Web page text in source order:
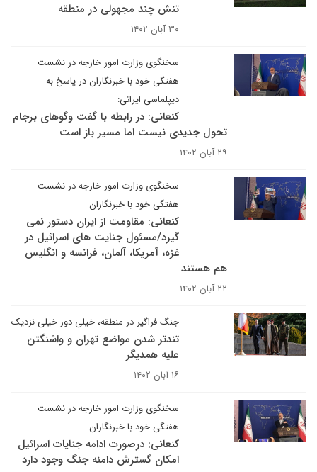
تنش چند مجهولی در منطقه
۳۰ آبان ۱۴۰۲
سخنگوی وزارت امور خارجه در نشست
هفتگی خود با خبرنگاران در پاسخ به
دیپلماسی ایرانی:
کنعانی: در رابطه با گفت وگوهای برجام
تحول جدیدی نیست اما مسیر باز است
۲۹ آبان ۱۴۰۲
سخنگوی وزارت امور خارجه در نشست
هفتگی خود با خبرنگاران
کنعانی: مقاومت از ایران دستور نمی
گیرد/مسئول جنایت های اسرائیل در
غزه، آمریکا، آلمان، فرانسه و انگلیس
هم هستند
۲۲ آبان ۱۴۰۲
جنگ فراگیر در منطقه، خیلی دور خیلی نزدیک
تندتر شدن مواضع تهران و واشنگتن
علیه همدیگر
۱۶ آبان ۱۴۰۲
سخنگوی وزارت امور خارجه در نشست
هفتگی خود با خبرنگاران
کنعانی: درصورت ادامه جنایات اسرائیل
امکان گسترش دامنه جنگ وجود دارد